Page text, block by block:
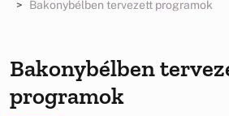
Bakonybélben tervezett programok
Bakonybélben
programok